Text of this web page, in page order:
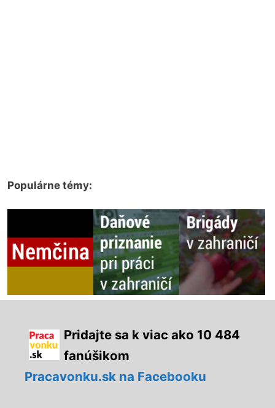
Populárne témy:
Pridajte sa k viac ako 10 484
fanúšikom
Pracavonku.sk na Facebooku